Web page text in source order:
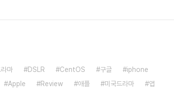
마 DSLR CentOS 구글
iphone
Apple Review 애플 미국드라마
앱